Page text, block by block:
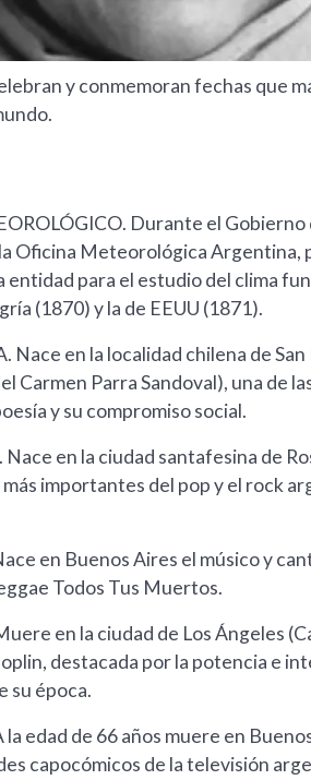
y conmemoran fechas que
Durante el
Oficina Meteorológica
entidad para el estudio del clima
(1870) y la de EEUU (1871).
Nace en la localidad chilena de
Carmen Parra Sandoval), una de
y su compromiso social.
Nace en la ciudad santafesina de
más importantes del pop y el rock
en Buenos Aires el músico y
Todos Tus Muertos.
en la ciudad de Los Ángeles
destacada por la potencia e
su época.
la edad de 66 años muere en
capocómicos de la televisión